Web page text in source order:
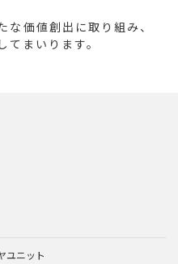
価値創出に取り組み、
まいります。
ユニット